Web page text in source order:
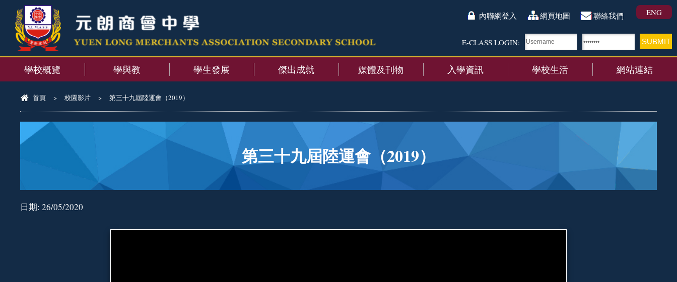
內聯網登入 網頁地圖 聯絡我們 ENG
E-CLASS LOGIN:
學校概覽 學與教 學生發展 傑出成就 媒體及刊物 入學資訊 學校生活 網站連結
首頁 > 校園影片 > 第三十九屆陸運會（2019）
第三十九屆陸運會（2019）
日期: 26/05/2020